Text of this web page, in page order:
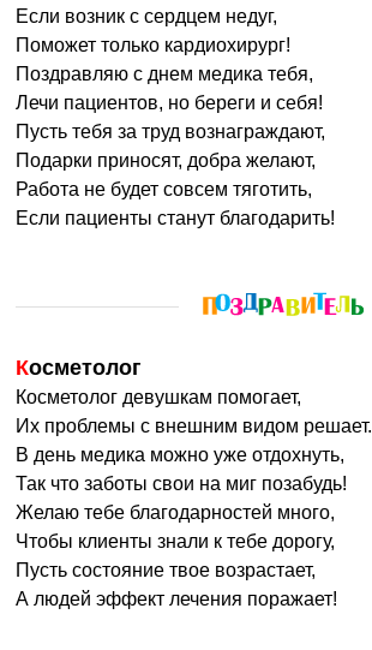
Если возник с сердцем недуг,
Поможет только кардиохирург!
Поздравляю с днем медика тебя,
Лечи пациентов, но береги и себя!
Пусть тебя за труд вознаграждают,
Подарки приносят, добра желают,
Работа не будет совсем тяготить,
Если пациенты станут благодарить!
Косметолог
Косметолог девушкам помогает,
Их проблемы с внешним видом решает.
В день медика можно уже отдохнуть,
Так что заботы свои на миг позабудь!
Желаю тебе благодарностей много,
Чтобы клиенты знали к тебе дорогу,
Пусть состояние твое возрастает,
А людей эффект лечения поражает!